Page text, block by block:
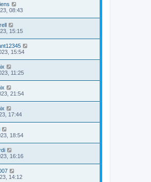
08:43
15:15
15:54
11:25
21:54
17:44
18:54
16:16
14:12